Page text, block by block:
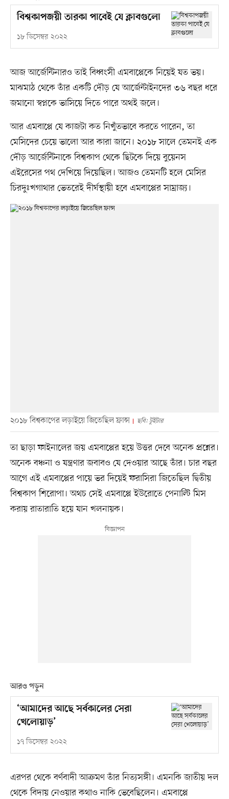
বিশ্বকাপজয়ী তারকা পাবেই যে ক্লাবগুলো
১৮ ডিসেম্বর ২০২২
আজ আর্জেন্টিনারও তাই বিধ্বংসী এমবাপ্পেকে নিয়েই যত ভয়।
মাঝমাঠ থেকে তাঁর একটি দৌড় যে আর্জেন্টাইনদের ৩৬ বছর ধরে
জমানো স্বপ্নকে ভাসিয়ে দিতে পারে অথই জলে।
আর এমবাপ্পে যে কাজটা কত নিখুঁতভাবে করতে পারেন, তা
মেসিদের চেয়ে ভালো আর কারা জানে। ২০১৮ সালে তেমনই এক
দৌড় আর্জেন্টিনাকে বিশ্বকাপ থেকে ছিটকে দিয়ে বুয়েনস
এইরেসের পথ দেখিয়ে দিয়েছিল। আজও তেমনটি হলে মেসির
চিরদুঃখগাথার ভেতরেই দীর্ঘস্থায়ী হবে এমবাপ্পের সাম্রাজ্য।
২০১৮ বিশ্বকাপের লড়াইয়ে জিতেছিল ফ্রান্স ছবি: টুইটার
তা ছাড়া ফাইনালের জয় এমবাপ্পের হয়ে উত্তর দেবে অনেক প্রশ্নের।
অনেক বঞ্চনা ও যন্ত্রণার জবাবও যে দেওয়ার আছে তাঁর। চার বছর
আগে এই এমবাপ্পের পায়ে ভর দিয়েই ফরাসিরা জিতেছিল দ্বিতীয়
বিশ্বকাপ শিরোপা। অথচ সেই এমবাপ্পে ইউরোতে পেনাল্টি মিস
করায় রাতারাতি হয়ে যান খলনায়ক।
আরও পড়ুন
‘আমাদের আছে সর্বকালের সেরা
খেলোয়াড়’
১৭ ডিসেম্বর ২০২২
এরপর থেকে বর্ণবাদী আক্রমণ তাঁর নিত্যসঙ্গী। এমনকি জাতীয় দল
থেকে বিদায় নেওয়ার কথাও নাকি ভেবেছিলেন। এমবাপ্পে